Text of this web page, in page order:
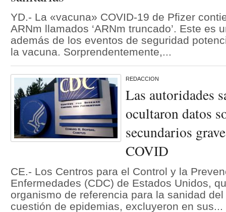
YD.- La «vacuna» COVID-19 de Pfizer
ARNm llamados ‘ARNm truncado’. Este es
además de los eventos de seguridad
la vacuna. Sorprendentemente,...
REDACCION
Las autoridades
ocultaron datos
secundarios
COVID
CE.- Los Centros para el Control y la
Enfermedades (CDC) de Estados Unidos,
organismo de referencia para la sanidad
cuestión de epidemias, excluyeron en sus...